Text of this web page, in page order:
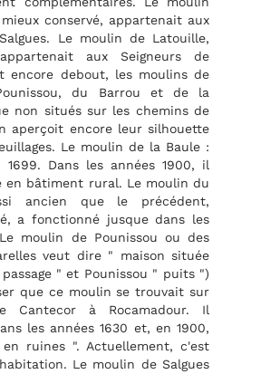
conservé, appartenait aux
Le moulin de Latouille,
aux Seigneurs de
encore debout, les moulins de
du Barrou et de la
non situés sur les chemins de
aperçoit encore leur silhouette
Le moulin de la Baule :
Dans les années 1900, il
en bâtiment rural. Le moulin du
ancien que le précédent,
a fonctionné jusque dans les
moulin de Pounissou ou des
veut dire " maison située
" et Pounissou " puits ")
que ce moulin se trouvait sur
Cantecor à Rocamadour. Il
les années 1630 et, en 1900,
ruines ". Actuellement, c'est
Le moulin de Salgues